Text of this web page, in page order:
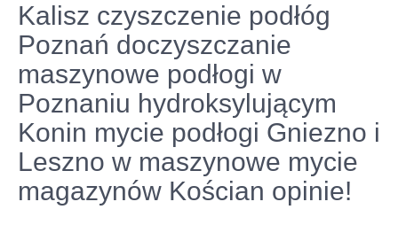
Kalisz czyszczenie podłóg
Poznań doczyszczanie
maszynowe podłogi w
Poznaniu hydroksylującym
Konin mycie podłogi Gniezno i
Leszno w maszynowe mycie
magazynów Kościan opinie!